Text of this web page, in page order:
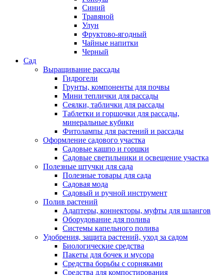
Синий
Травяной
Улун
Фруктово-ягодный
Чайные напитки
Черный
Сад
Выращивание рассады
Гидрогели
Грунты, компоненты для почвы
Мини теплички для рассады
Сеялки, таблички для рассады
Таблетки и горшочки для рассады,
минеральные кубики
Фитолампы для растений и рассады
Оформление садового участка
Садовые кашпо и горшки
Садовые светильники и освещение участка
Полезные штучки для сада
Полезные товары для сада
Садовая мода
Садовый и ручной инструмент
Полив растений
Адаптеры, коннекторы, муфты для шлангов
Оборудование для полива
Системы капельного полива
Удобрения, защита растений, уход за садом
Биологические средства
Пакеты для бочек и мусора
Средства борьбы с сорняками
Средства для компостирования